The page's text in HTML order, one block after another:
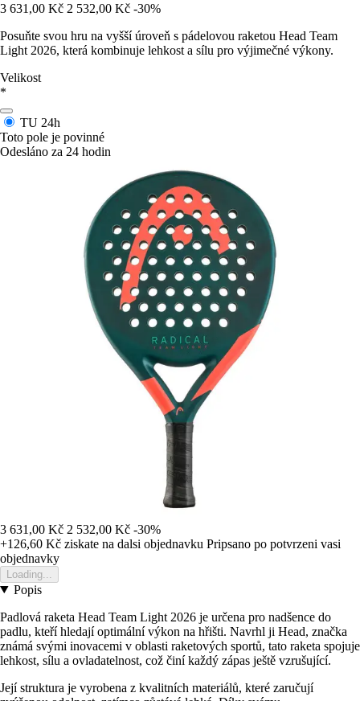
3 631,00 Kč 2 532,00 Kč -30%
Posuňte svou hru na vyšší úroveň s pádelovou raketou Head Team
Light 2026, která kombinuje lehkost a sílu pro výjimečné výkony.
Velikost
*
TU 24h
Toto pole je povinné
Odesláno za 24 hodin
3 631,00 Kč 2 532,00 Kč -30%
+126,60 Kč ziskate na dalsi objednavku Pripsano po potvrzeni vasi
objednavky
Loading...
Popis
Padlová raketa Head Team Light 2026 je určena pro nadšence do
padlu, kteří hledají optimální výkon na hřišti. Navrhl ji Head, značka
známá svými inovacemi v oblasti raketových sportů, tato raketa spojuje
lehkost, sílu a ovladatelnost, což činí každý zápas ještě vzrušující.
Její struktura je vyrobena z kvalitních materiálů, které zaručují